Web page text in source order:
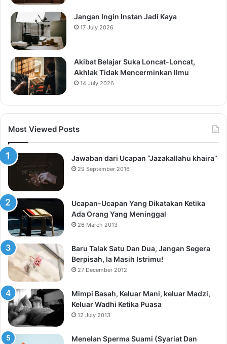
Jangan Ingin Instan Jadi Kaya
17 July 2026
Akibat Belajar Suka Loncat-Loncat,
Akhlak Tidak Mencerminkan Ilmu
14 July 2026
Most Viewed Posts
Jawaban dari Ucapan “Jazakallahu khaira”
29 September 2016
Ucapan-Ucapan Yang Dikatakan Ketika
Ada Orang Yang Meninggal
26 March 2013
Baru Talak Satu Dan Dua, Jangan Segera
Berpisah, Ia Masih Istrimu!
27 December 2012
Mimpi Basah, Keluar Mani, keluar Madzi,
Keluar Wadhi Ketika Puasa
12 July 2013
Menelan Sperma Suami (Syariat Dan